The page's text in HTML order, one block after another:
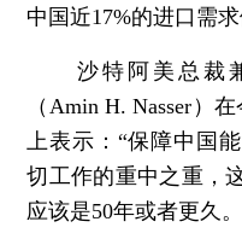
中国近17%的进口需求
沙特阿美总裁兼
（Amin H. Nasser）
上表示：“保障中国
切工作的重中之重，
应该是50年或者更久